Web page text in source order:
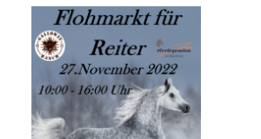
GASTBOXEN UND PENSION
DER VEREIN
KONTAKT
IMPRESSUM